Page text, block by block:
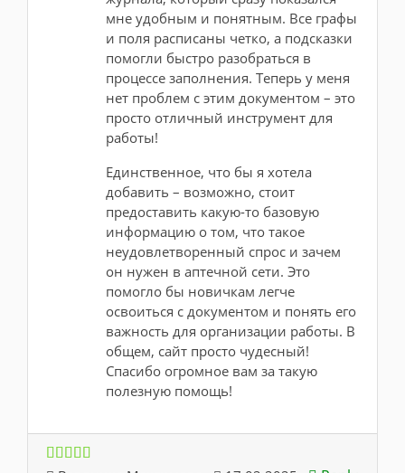
мне удобным и понятным. Все графы
и поля расписаны четко, а подсказки
помогли быстро разобраться в
процессе заполнения. Теперь у меня
нет проблем с этим документом – это
просто отличный инструмент для
работы!
Единственное, что бы я хотела
добавить – возможно, стоит
предоставить какую-то базовую
информацию о том, что такое
неудовлетворенный спрос и зачем
он нужен в аптечной сети. Это
помогло бы новичкам легче
освоиться с документом и понять его
важность для организации работы. В
общем, сайт просто чудесный!
Спасибо огромное вам за такую
полезную помощь!